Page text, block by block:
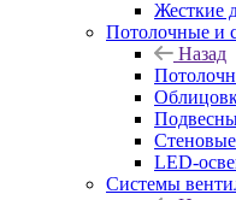
Жесткие
Потолочные и
Назад
LED-
Системы